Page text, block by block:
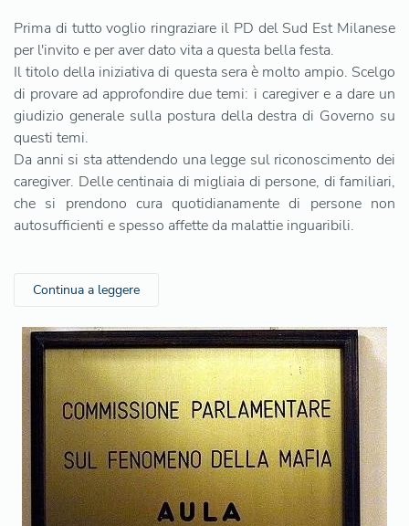
Prima di tutto voglio ringraziare il PD del Sud Est Milanese
per l'invito e per aver dato vita a questa bella festa.
Il titolo della iniziativa di questa sera è molto ampio. Scelgo
di provare ad approfondire due temi: i caregiver e a dare un
giudizio generale sulla postura della destra di Governo su
questi temi.
Da anni si sta attendendo una legge sul riconoscimento dei
caregiver. Delle centinaia di migliaia di persone, di familiari,
che si prendono cura quotidianamente di persone non
autosufficienti e spesso affette da malattie inguaribili.
Continua a leggere